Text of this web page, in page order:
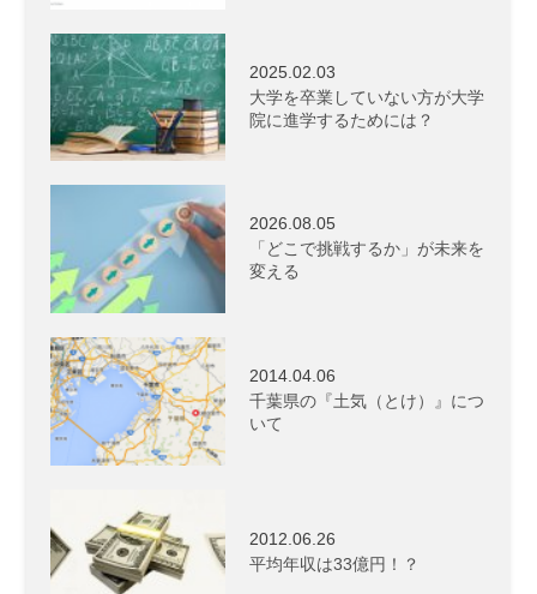
2025.02.03
大学を卒業していない方が大学
院に進学するためには？
2026.08.05
「どこで挑戦するか」が未来を
変える
2014.04.06
千葉県の『土気（とけ）』につ
いて
2012.06.26
平均年収は33億円！？